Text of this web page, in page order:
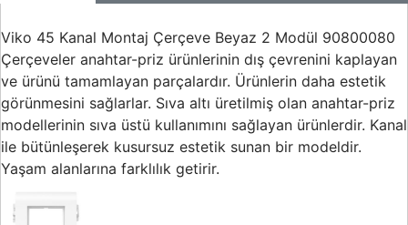
Viko 45 Kanal Montaj Çerçeve Beyaz 2 Modül 90800080
Çerçeveler anahtar-priz ürünlerinin dış çevrenini kaplayan
ve ürünü tamamlayan parçalardır. Ürünlerin daha estetik
görünmesini sağlarlar. Sıva altı üretilmiş olan anahtar-priz
modellerinin sıva üstü kullanımını sağlayan ürünlerdir. Kanal
ile bütünleşerek kusursuz estetik sunan bir modeldir.
Yaşam alanlarına farklılık getirir.